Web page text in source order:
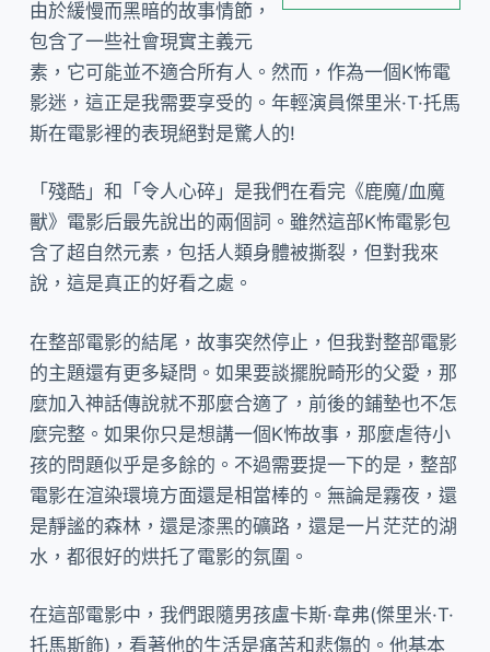
由於緩慢而黑暗的故事情節，
包含了一些社會現實主義元
素，它可能並不適合所有人。然而，作為一個K怖電
影迷，這正是我需要享受的。年輕演員傑里米·T·托馬
斯在電影裡的表現絕對是驚人的!
「殘酷」和「令人心碎」是我們在看完《鹿魔/血魔
獸》電影后最先說出的兩個詞。雖然這部K怖電影包
含了超自然元素，包括人類身體被撕裂，但對我來
說，這是真正的好看之處。
在整部電影的結尾，故事突然停止，但我對整部電影
的主題還有更多疑問。如果要談擺脫畸形的父愛，那
麼加入神話傳說就不那麼合適了，前後的鋪墊也不怎
麼完整。如果你只是想講一個K怖故事，那麼虐待小
孩的問題似乎是多餘的。不過需要提一下的是，整部
電影在渲染環境方面還是相當棒的。無論是霧夜，還
是靜謐的森林，還是漆黑的礦路，還是一片茫茫的湖
水，都很好的烘托了電影的氛圍。
在這部電影中，我們跟隨男孩盧卡斯·韋弗(傑里米·T·
托馬斯飾)，看著他的生活是痛苦和悲傷的。他基本